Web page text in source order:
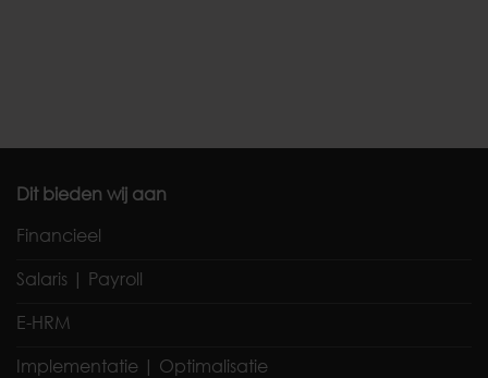
Dit bieden wij aan
Financieel
Salaris | Payroll
E-HRM
Implementatie | Optimalisatie